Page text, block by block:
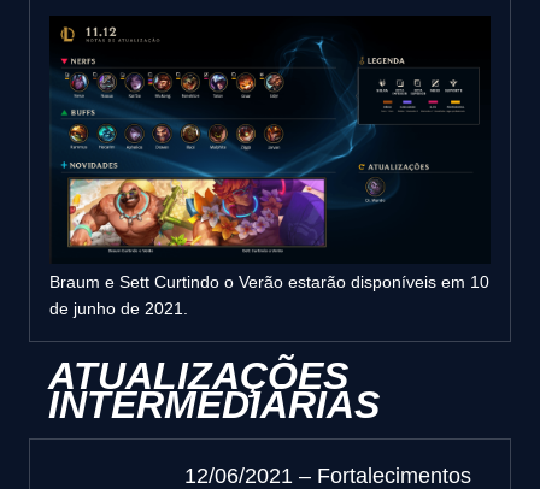
Braum e Sett Curtindo o Verão estarão disponíveis em 10
de junho de 2021.
ATUALIZAÇÕES
INTERMEDIÁRIAS
12/06/2021 – Fortalecimentos